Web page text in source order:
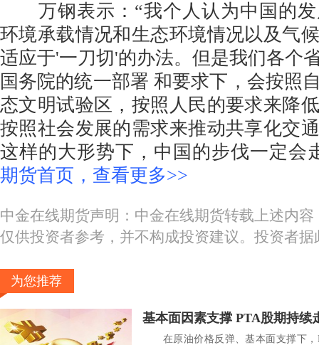
万钢表示：“我个人认为中国的发
环境承载情况和生态环境情况以及气
适应于'一刀切'的办法。但是我们各个
国务院的统一部署 和要求下，会按照
态文明试验区，按照人民的要求来降
按照社会发展的需求来推动共享化交
这样的大形势下，中国的步伐一定会
期货首页，查看更多>>
中金在线期货声明：中金在线期货转载上述内
仅供投资者参考，并不构成投资建议。投资者
为您推荐
基本面因素支撑 PTA股期持续
在原油价格反弹、基本面支撑下，